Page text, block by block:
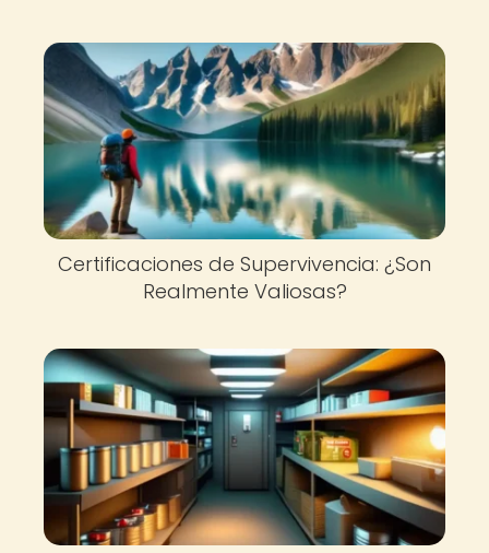
Certificaciones de Supervivencia: ¿Son
Realmente Valiosas?